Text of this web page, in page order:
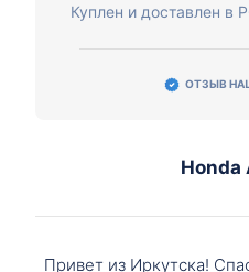
Куплен и доставлен в
ОТЗЫВ
Honda
Привет из Иркутска!